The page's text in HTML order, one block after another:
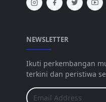
NEWSLETTER
Ikuti perkembangan
terkini dan peristiwa